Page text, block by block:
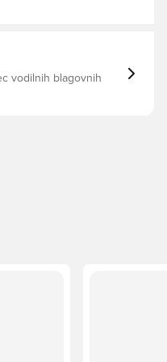
vodilnih blagovnih